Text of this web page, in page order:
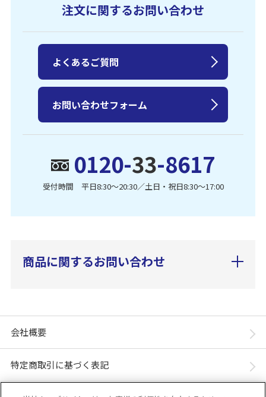
注文に関するお問い合わせ
0120-33-8617
受付時間 平日8:30〜20:30／土日・祝日8:30〜17:00
よくあるご質問
お問い合わせフォーム
商品に関するお問い合わせ
会社概要
特定商取引に基づく表記